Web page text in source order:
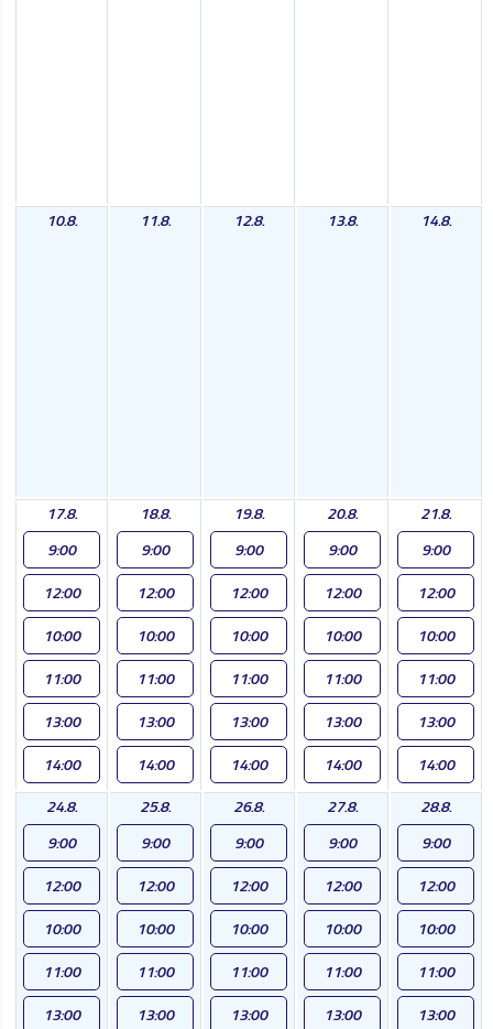
10.8. 11.8. 12.8. 13.8. 14.8.
17.8.
9:00
12:00
10:00
11:00
13:00
14:00
18.8.
9:00
12:00
10:00
11:00
13:00
14:00
19.8.
9:00
12:00
10:00
11:00
13:00
14:00
20.8.
9:00
12:00
10:00
11:00
13:00
14:00
21.8.
9:00
12:00
10:00
11:00
13:00
14:00
24.8.
9:00
12:00
10:00
11:00
13:00
25.8.
9:00
12:00
10:00
11:00
13:00
26.8.
9:00
12:00
10:00
11:00
13:00
27.8.
9:00
12:00
10:00
11:00
13:00
28.8.
9:00
12:00
10:00
11:00
13:00